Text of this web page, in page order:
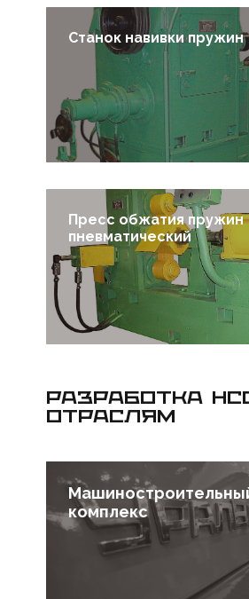
Станок навивки пружин
Пресс обжатия пружин
пневматический
РАЗРАБОТКА
ОТРАСЛЯМ
комплекс